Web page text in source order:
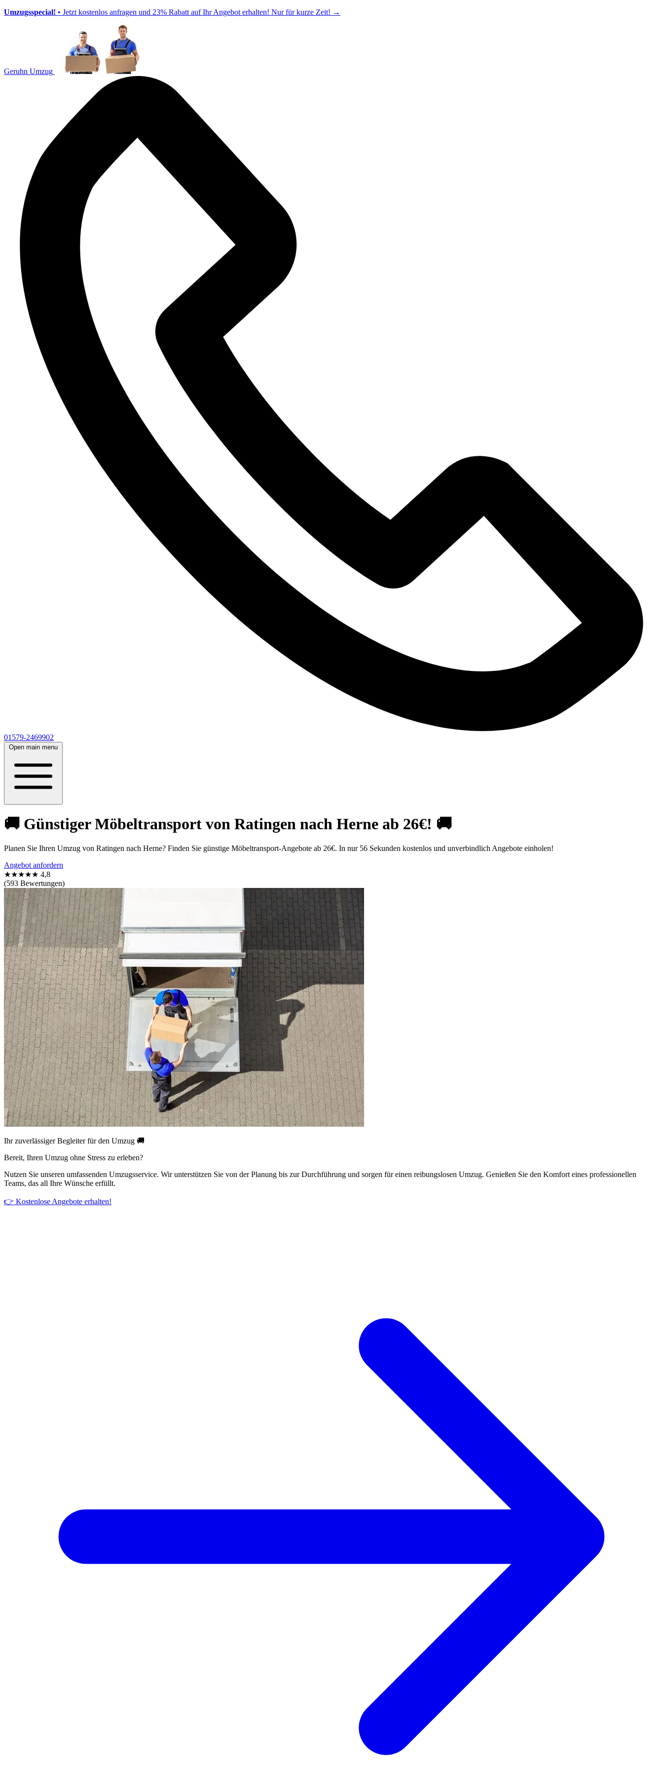
Umzugsspecial! • Jetzt kostenlos anfragen und 23% Rabatt auf Ihr Angebot erhalten! Nur für kurze Zeit! →
Geruhn Umzug
01579-2469902
Open main menu
🚚 Günstiger Möbeltransport von Ratingen nach Herne ab 26€! 🚚
Planen Sie Ihren Umzug von Ratingen nach Herne? Finden Sie günstige Möbeltransport-Angebote ab 26€. In nur 56 Sekunden kostenlos und unverbindlich Angebote einholen!
Angebot anfordern
★★★★★ 4,8
(593 Bewertungen)
Ihr zuverlässiger Begleiter für den Umzug 🚚
Bereit, Ihren Umzug ohne Stress zu erleben?
Nutzen Sie unseren umfassenden Umzugsservice. Wir unterstützen Sie von der Planung bis zur Durchführung und sorgen für einen reibungslosen Umzug. Genießen Sie den Komfort eines professionellen
Teams, das all Ihre Wünsche erfüllt.
👉 Kostenlose Angebote erhalten!